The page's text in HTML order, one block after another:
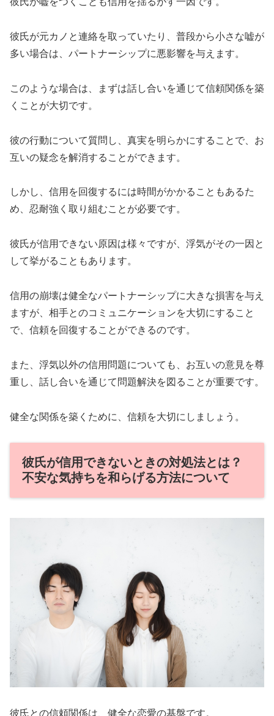
彼氏が元カノと連絡を取っていたり、普段から小さな嘘が
多い場合は、パートナーシップに悪影響を与えます。
このような場合は、まずは話し合いを通じて信頼関係を築
くことが大切です。
彼の行動について質問し、真実を明らかにすることで、お
互いの疑念を解消することができます。
しかし、信用を回復するには時間がかかることもあるた
め、忍耐強く取り組むことが必要です。
彼氏が信用できない原因は様々ですが、浮気がその一因と
して挙がることもあります。
信用の崩壊は健全なパートナーシップに大きな損害を与え
ますが、相手とのコミュニケーションを大切にすること
で、信頼を回復することができるのです。
また、浮気以外の信用問題についても、お互いの意見を尊
重し、話し合いを通じて問題解決を図ることが重要です。
健全な関係を築くために、信頼を大切にしましょう。
彼氏が信用できないときの対処法とは？
不安な気持ちを和らげる方法について
彼氏との信頼関係は、健全な恋愛の基盤です。